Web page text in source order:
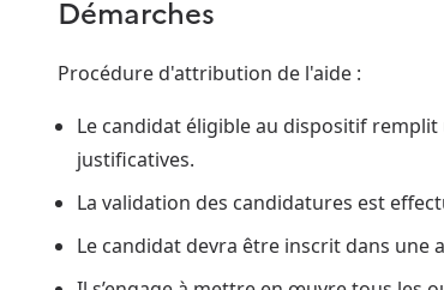
Démarches
Procédure d'attribution de l'aide :
Le candidat éligible au dispositif
justificatives.
La validation des candidatures est
Le candidat devra être inscrit dans